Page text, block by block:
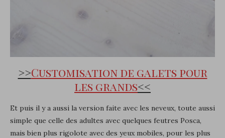
>>Customisation de galets pour
les grands<<
Et puis il y a aussi la version faite avec les neveux, toute aussi
simple que celle des adultes avec quelques feutres Posca,
mais bien plus rigolote avec des yeux mobiles, pour les plus